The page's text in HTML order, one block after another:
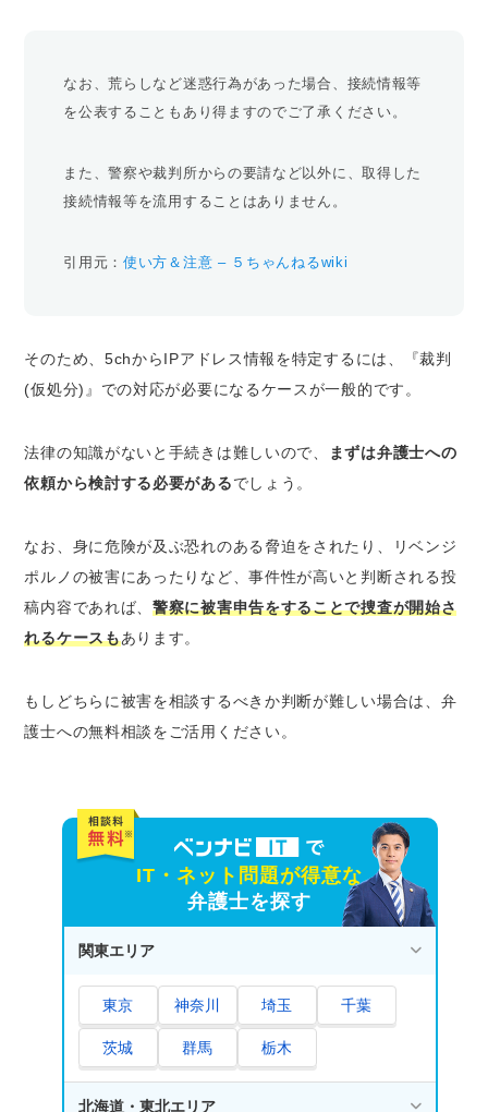
なお、荒らしなど迷惑行為があった場合、接続情報等
を公表することもあり得ますのでご了承ください。
また、警察や裁判所からの要請など以外に、取得した
接続情報等を流用することはありません。
引用元：使い方＆注意 – ５ちゃんねるwiki
そのため、5chからIPアドレス情報を特定するには、『裁判
(仮処分)』での対応が必要になるケースが一般的です。
法律の知識がないと手続きは難しいので、
まずは弁護士への
依頼から検討する必要があるでしょう。
なお、身に危険が及ぶ恐れのある脅迫をされたり、リベンジ
ポルノの被害にあったりなど、事件性が高いと判断される投
稿内容であれば、警察に被害申告をすることで捜査が開始さ
れるケースもあります。
もしどちらに被害を相談するべきか判断が難しい場合は、弁
護士への無料相談をご活用ください。
IT・ネット問題が得意な
弁護士を探す
関東エリア
東京 神奈川 埼玉 千葉
茨城 群馬 栃木
北海道・東北エリア